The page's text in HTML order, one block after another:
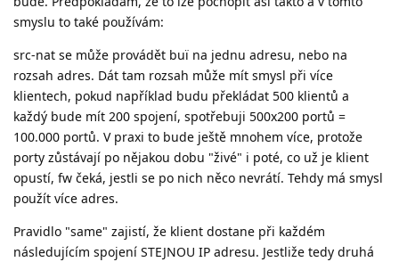
smyslu to také používám:
src-nat se může provádět buï na jednu adresu, nebo na
rozsah adres. Dát tam rozsah může mít smysl při více
klientech, pokud například budu překládat 500 klientů a
každý bude mít 200 spojení, spotřebuji 500x200 portů =
100.000 portů. V praxi to bude ještě mnohem více, protože
porty zůstávají po nějakou dobu "živé" i poté, co už je klient
opustí, fw čeká, jestli se po nich něco nevrátí. Tehdy má smysl
použít více adres.
Pravidlo "same" zajistí, že klient dostane při každém
následujícím spojení STEJNOU IP adresu. Jestliže tedy druhá